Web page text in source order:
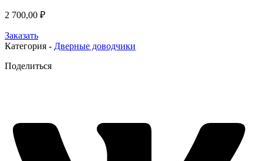
2 700,00 ₽
Заказать
Категория - Дверные доводчики
Поделиться